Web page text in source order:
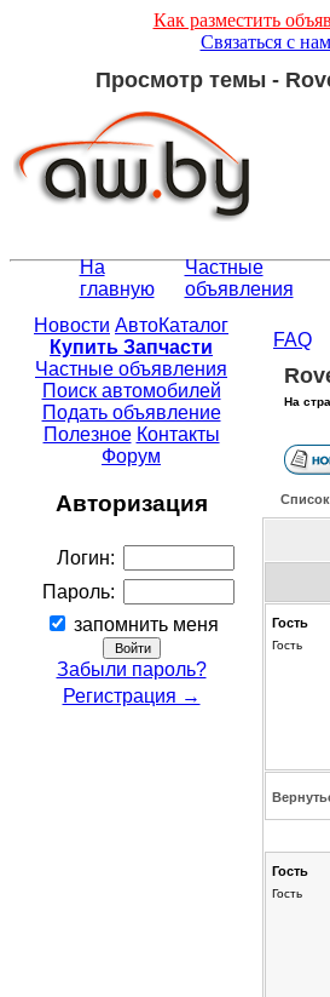
Как разместить
Связаться с
Просмотр темы -
На
главную
Частные
объявления
Новости АвтоКаталог
Купить Запчасти
Частные объявления
Поиск автомобилей
Подать объявление
Полезное Контакты
Форум
Авторизация
Логин:
Пароль:
запомнить меня
Забыли пароль?
Регистрация →
FAQ
На
Гость
Гость
Гость
Гость